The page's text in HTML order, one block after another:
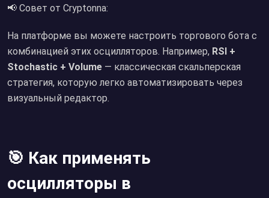
📢 Совет от Cryptonna:
На платформе вы можете настроить торгового бота с
комбинацией этих осцилляторов. Например, RSI +
Stochastic + Volume — классическая скальперская
стратегия, которую легко автоматизировать через
визуальный редактор.
🎯 Как применять
осцилляторы в